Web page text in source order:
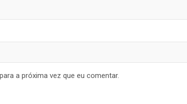
a próxima vez que eu comentar.